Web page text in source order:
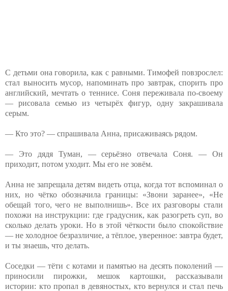
С детьми она говорила, как с равными. Тимофей повзрослел:
стал выносить мусор, напоминать про завтрак, спорить про
английский, мечтать о теннисе. Соня переживала по-своему
— рисовала семью из четырёх фигур, одну закрашивала
серым.
— Кто это? — спрашивала Анна, присаживаясь рядом.
— Это дядя Туман, — серьёзно отвечала Соня. — Он
приходит, потом уходит. Мы его не зовём.
Анна не запрещала детям видеть отца, когда тот вспоминал о
них, но чётко обозначила границы: «Звони заранее», «Не
обещай того, чего не выполнишь». Все их разговоры стали
похожи на инструкции: где градусник, как разогреть суп, во
сколько делать уроки. Но в этой чёткости было спокойствие
— не холодное безразличие, а тёплое, уверенное: завтра будет,
и ты знаешь, что делать.
Соседки — тёти с котами и памятью на десять поколений —
приносили пирожки, мешок картошки, рассказывали
истории: кто пропал в девяностых, кто вернулся и стал печь